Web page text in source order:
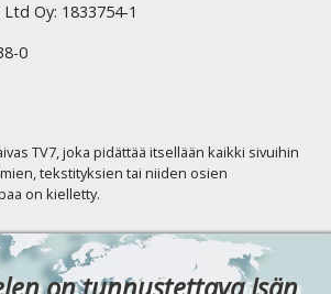
Oy: 1833754-1
0
TV7, joka pidättää itsellään kaikki sivuihin
tekstityksien tai niiden osien
on kielletty.